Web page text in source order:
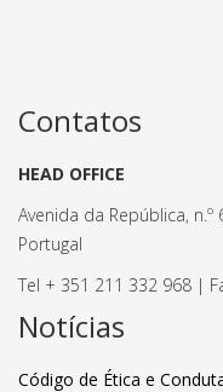
Contatos
HEAD OFFICE
Avenida da República, n.º
Portugal
Tel + 351 211 332 968 |
Notícias
Código de Ética e